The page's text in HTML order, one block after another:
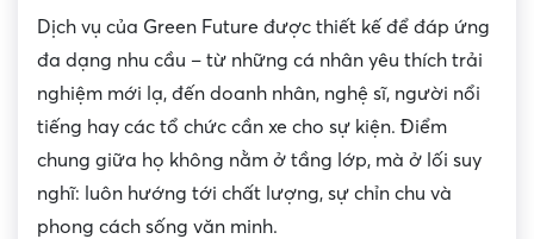
Dịch vụ của Green Future được thiết kế để đáp ứng
đa dạng nhu cầu – từ những cá nhân yêu thích trải
nghiệm mới lạ, đến doanh nhân, nghệ sĩ, người nổi
tiếng hay các tổ chức cần xe cho sự kiện. Điểm
chung giữa họ không nằm ở tầng lớp, mà ở lối suy
nghĩ: luôn hướng tới chất lượng, sự chỉn chu và
phong cách sống văn minh.